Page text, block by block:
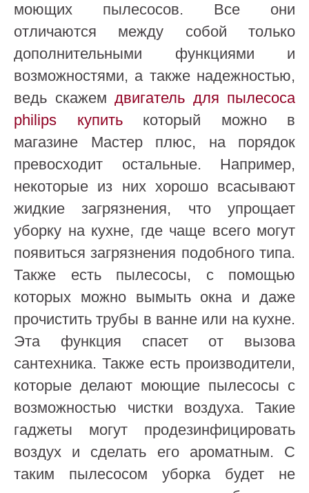
моющих пылесосов. Все они
отличаются между собой только
дополнительными функциями и
возможностями, а также надежностью,
ведь скажем двигатель для пылесоса
philips купитькоторый можно в
магазине Мастер плюс, на порядок
превосходит остальные. Например,
некоторые из них хорошо всасывают
жидкие загрязнения, что упрощает
уборку на кухне, где чаще всего могут
появиться загрязнения подобного типа.
Также есть пылесосы, с помощью
которых можно вымыть окна и даже
прочистить трубы в ванне или на кухне.
Эта функция спасет от вызова
сантехника. Также есть производители,
которые делают моющие пылесосы с
возможностью чистки воздуха. Такие
гаджеты могут продезинфицировать
воздух и сделать его ароматным. С
таким пылесосом уборка будет не